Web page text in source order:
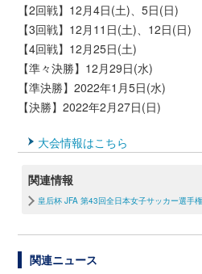
【2回戦】12月4日(土)、5日(日)
【3回戦】12月11日(土)、12日(日)
【4回戦】12月25日(土)
【準々決勝】12月29日(水)
【準決勝】2022年1月5日(水)
【決勝】2022年2月27日(日)
大会情報はこちら
関連情報
皇后杯 JFA 第43回全日本女子サッカー選手
関連ニュース